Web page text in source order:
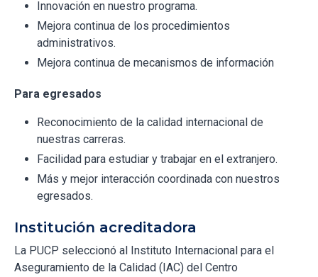
Innovación en nuestro programa.
Mejora continua de los procedimientos
administrativos.
Mejora continua de mecanismos de información
Para egresados
Reconocimiento de la calidad internacional de
nuestras carreras.
Facilidad para estudiar y trabajar en el extranjero.
Más y mejor interacción coordinada con nuestros
egresados.
Institución acreditadora
La PUCP seleccionó al Instituto Internacional para el
Aseguramiento de la Calidad (IAC) del Centro